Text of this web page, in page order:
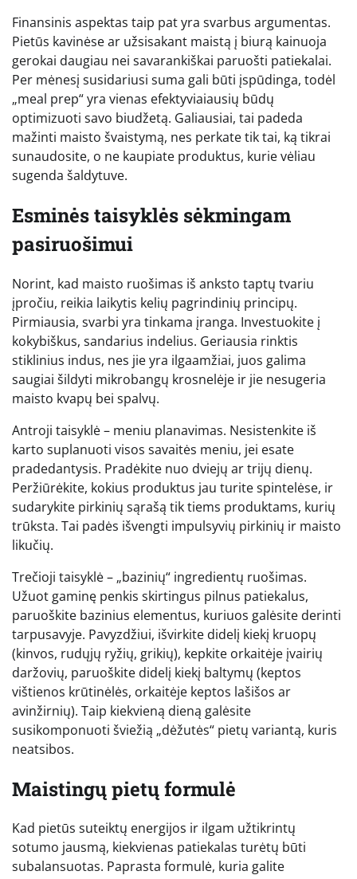
Finansinis aspektas taip pat yra svarbus argumentas.
Pietūs kavinėse ar užsisakant maistą į biurą kainuoja
gerokai daugiau nei savarankiškai paruošti patiekalai.
Per mėnesį susidariusi suma gali būti įspūdinga, todėl
„meal prep“ yra vienas efektyviaiausių būdų
optimizuoti savo biudžetą. Galiausiai, tai padeda
mažinti maisto švaistymą, nes perkate tik tai, ką tikrai
sunaudosite, o ne kaupiate produktus, kurie vėliau
sugenda šaldytuve.
Esminės taisyklės sėkmingam
pasiruošimui
Norint, kad maisto ruošimas iš anksto taptų tvariu
įpročiu, reikia laikytis kelių pagrindinių principų.
Pirmiausia, svarbi yra tinkama įranga. Investuokite į
kokybiškus, sandarius indelius. Geriausia rinktis
stiklinius indus, nes jie yra ilgaamžiai, juos galima
saugiai šildyti mikrobangų krosnelėje ir jie nesugeria
maisto kvapų bei spalvų.
Antroji taisyklė – meniu planavimas. Nesistenkite iš
karto suplanuoti visos savaitės meniu, jei esate
pradedantysis. Pradėkite nuo dviejų ar trijų dienų.
Peržiūrėkite, kokius produktus jau turite spintelėse, ir
sudarykite pirkinių sąrašą tik tiems produktams, kurių
trūksta. Tai padės išvengti impulsyvių pirkinių ir maisto
likučių.
Trečioji taisyklė – „bazinių“ ingredientų ruošimas.
Užuot gaminę penkis skirtingus pilnus patiekalus,
paruoškite bazinius elementus, kuriuos galėsite derinti
tarpusavyje. Pavyzdžiui, išvirkite didelį kiekį kruopų
(kinvos, rudųjų ryžių, grikių), kepkite orkaitėje įvairių
daržovių, paruoškite didelį kiekį baltymų (keptos
vištienos krūtinėlės, orkaitėje keptos lašišos ar
avinžirnių). Taip kiekvieną dieną galėsite
susikomponuoti šviežią „dėžutės“ pietų variantą, kuris
neatsibos.
Maistingų pietų formulė
Kad pietūs suteiktų energijos ir ilgam užtikrintų
sotumo jausmą, kiekvienas patiekalas turėtų būti
subalansuotas. Paprasta formulė, kuria galite